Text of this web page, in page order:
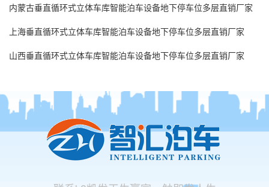
内蒙古垂直循环式立体车库智能泊车设备地下停车位多层直销厂家
上海垂直循环式立体车库智能泊车设备地下停车位多层直销厂家
山西垂直循环式立体车库智能泊车设备地下停车位多层直销厂家